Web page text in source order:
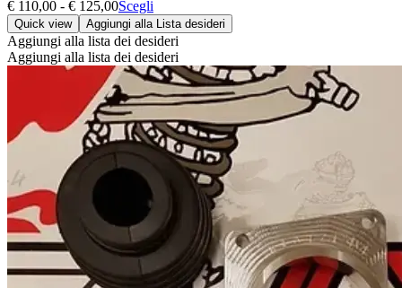
€ 110,00 - € 125,00Fascia
di
prezzo:
da
€ 110,00
a
€ 125,00
Scegli
prodotto
ha
più
varianti.
Le
opzioni
possono
essere
scelte
nella
prodotto
Quick view Aggiungi alla Lista desideri
Aggiungi alla lista dei desideri
Aggiungi alla lista dei desideri